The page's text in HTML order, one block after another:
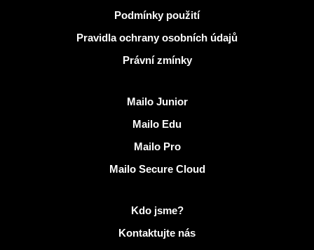
Podmínky použití
Pravidla ochrany osobních údajů
Právní zmínky
Mailo Junior
Mailo Edu
Mailo Pro
Mailo Secure Cloud
Kdo jsme?
Kontaktujte nás